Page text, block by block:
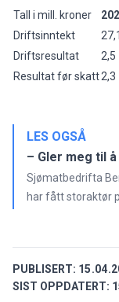
Tall i mill. kroner
Driftsinntekt
27,1
Driftsresultat
2,5
Resultat før skatt2,3
LES OGSÅ
– Gler meg til
Sjømatbedrifta
har fått storaktør
PUBLISERT:
SIST OPPDATERT: